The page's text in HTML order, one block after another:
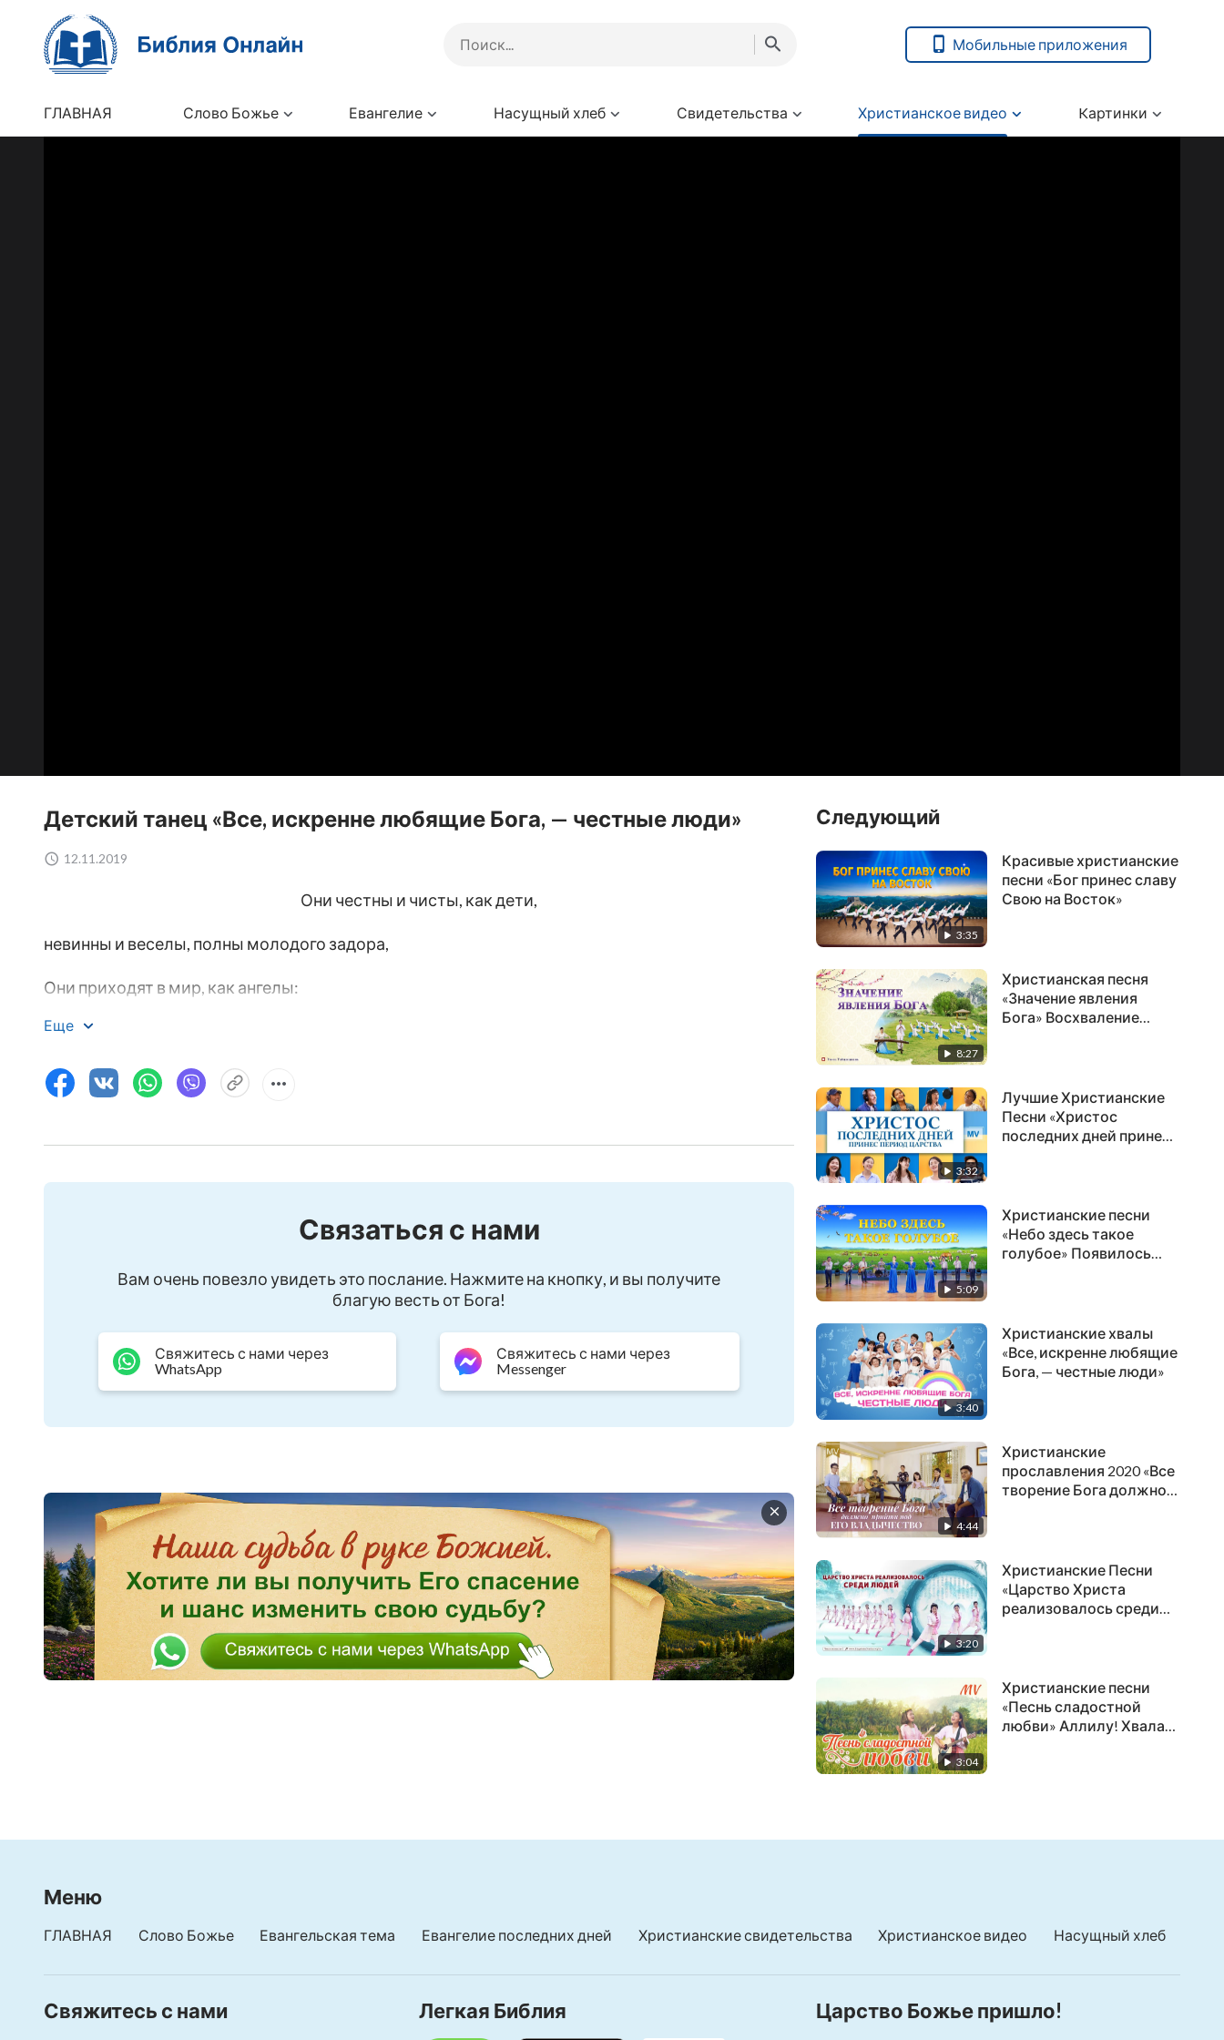
Мобильные приложения
ГЛАВНАЯ Слово Божье Евангелие Насущный хлеб Свидетельства Христианское видео Kартинки
Детский танец «Все, искренне любящие Бога, — честные люди»
12.11.2019
Они честны и чисты, как дети,
невинны и веселы, полны молодого задора,
Они приходят в мир, как ангелы:
Без лжи, без обмана, без притворства,
с открытыми, честными сердцами, живя с достоинством.
Я принимаю Божью проверку и живу перед Ним.
Искренне любить Бога –
значит быть счастливым и радостным.
Царство Христа – это рай для честных людей,
Все те, кто любит истину, имеют честные сердца.
Честные люди радуются, претворяя в жизнь истину,
когда они повинуются Богу, их сердца успокаиваются.
Они боятся Бога, удаляются от зла, живут по словам Божьим.
Они живут в Божьих словах, они избавлены и свободны.
Искренне любить Бога – значит быть счастливым и радостным.
Еще
Связаться с нами
Вам очень повезло увидеть это послание. Нажмите на кнопку, и вы получите
благую весть от Бога!
Свяжитесь с нами через
WhatsApp
Свяжитесь с нами через
Messenger
Следующий
3:35
Красивые христианские
песни «Бог принес славу
Свою на Восток»
8:27
Христианская песня
«Значение явления
Бога» Восхваление
3:32
Лучшие Христианские
Песни «Христос
последних дней принес
5:09
Христианские песни
«Небо здесь такое
голубое» Появилось
3:40
Христианские хвалы
«Все, искренне любящие
Бога, — честные люди»
4:44
Христианские
прославления 2020 «Все
творение Бога должно
3:20
Христианские Песни
«Царство Христа
реализовалось среди
3:04
Христианские песни
«Песнь сладостной
любви» Аллилу! Хвала
Меню
ГЛАВНАЯ Слово Божье Евангельская тема Евангелие последних дней Христианские свидетельства Христианское видео Насущный хлеб
Свяжитесь с нами Легкая Библия Царство Божье пришло!